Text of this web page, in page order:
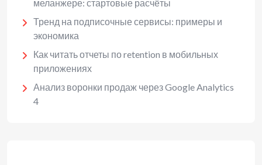
меланжере: стартовые расчёты
Тренд на подписочные сервисы: примеры и
экономика
Как читать отчеты по retention в мобильных
приложениях
Анализ воронки продаж через Google Analytics
4